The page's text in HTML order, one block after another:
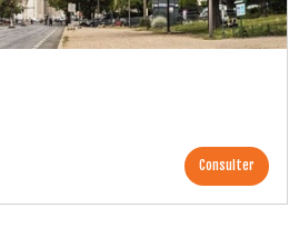
Consulter